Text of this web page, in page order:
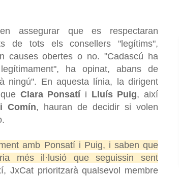
assegurar que es respectaran
de tots els consellers "legítims",
causes obertes o no. "Cadascú ha
ha opinat, abans de
ningú". En aquesta línia, la dirigent
Clara Ponsatí i Lluís Puig, així
Comín, hauran de decidir si volen
amb Ponsatí i Puig, i saben que
més il·lusió que seguissin sent
JxCat prioritzarà qualsevol membre